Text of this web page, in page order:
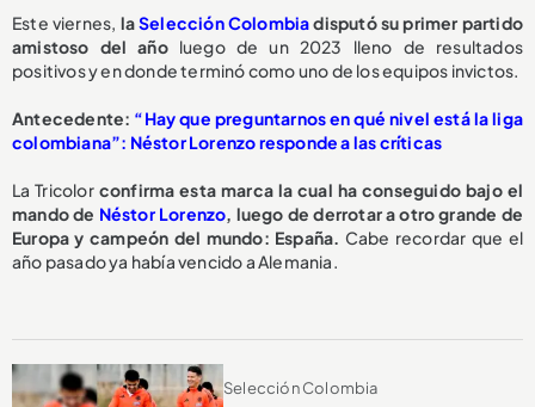
Este viernes, laSelección Colombiadisputó su primer partido
amistoso del añoluego de un 2023 lleno de resultados
positivos y en donde terminó como uno de los equipos invictos.
Antecedente: “Hay que preguntarnos en qué nivel está la liga
colombiana”: Néstor Lorenzo responde a las críticas
La Tricolor confirma esta marca la cual ha conseguido bajo el
mando de Néstor Lorenzo, luego de derrotar a otro grande de
Europa y campeón del mundo: España. Cabe recordar que el
año pasado ya había vencido a Alemania.
Selección Colombia